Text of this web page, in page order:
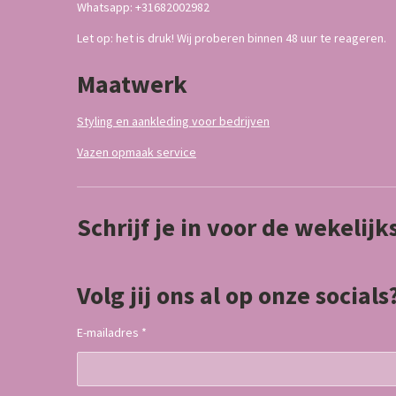
Whatsapp: +31682002982
Let op: het is druk! Wij proberen binnen 48 uur te reageren.
Maatwerk
Styling en aankleding voor bedrijven
Vazen opmaak service
Schrijf je in voor de
Volg jij ons al op onze
E-mailadres *